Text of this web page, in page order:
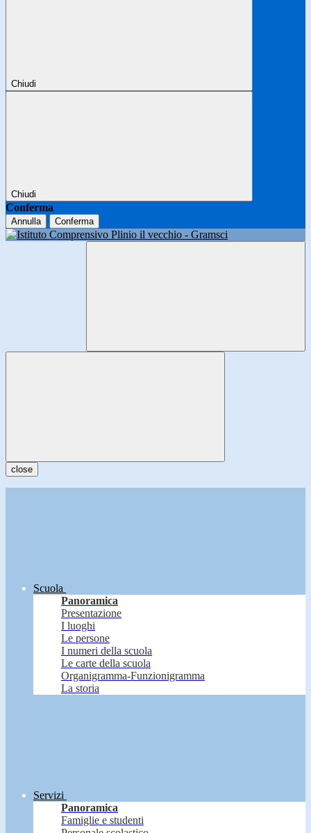
Chiudi
Chiudi
Conferma
Annulla Conferma
close
Scuola
Panoramica
Presentazione
I luoghi
Le persone
I numeri della scuola
Le carte della scuola
Organigramma-Funzionigramma
La storia
Servizi
Panoramica
Famiglie e studenti